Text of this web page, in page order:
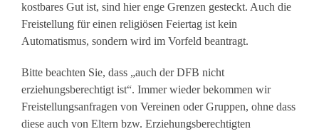
kostbares Gut ist, sind hier enge Grenzen gesteckt. Auch die
Freistellung für einen religiösen Feiertag ist kein
Automatismus, sondern wird im Vorfeld beantragt.
Bitte beachten Sie, dass „auch der DFB nicht
erziehungsberechtigt ist“. Immer wieder bekommen wir
Freistellungsanfragen von Vereinen oder Gruppen, ohne dass
diese auch von Eltern bzw. Erziehungsberechtigten